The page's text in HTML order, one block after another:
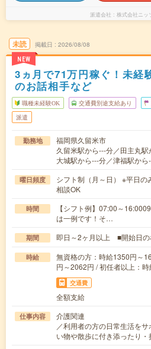
派遣会社 株式会社ニッ
未読
NEW
掲載日 2026/08/08
3ヵ月で71万円稼ぐ！未経
のお話相手など
職種未経験OK 交通費別途支給あり
派遣
勤務地
福岡県久留米市
久留米駅から---分／田主丸
大城駅から---分／津福駅から
曜日頻度
シフト制（月～日） ※平日の
相談OK
時間
【シフト例】07:00～
は一例です！そ…
期間 即日～2ヶ月以上 ■開始日の
時給
無資格の方：時給1350円～
円～2062円 / 初任者以上：
交通費
全額支給
仕事内容
介護関連
／利用者の方の日常生活を
い物や散歩に付き添ったり